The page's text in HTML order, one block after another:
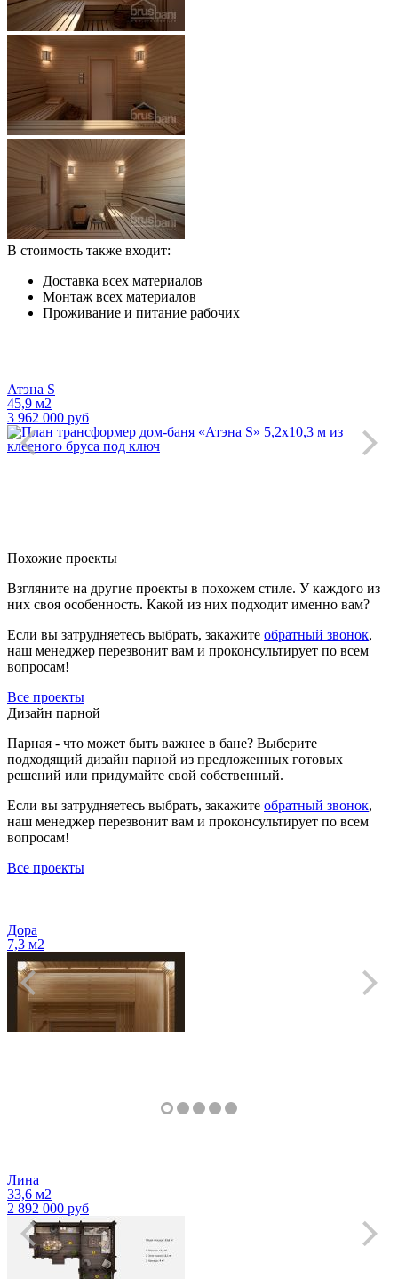
В стоимость также входит:
Доставка всех материалов
Монтаж всех материалов
Проживание и питание рабочих
Атэна S
45,9 м2
3 962 000 руб
Похожие проекты
Взгляните на другие проекты в похожем стиле. У каждого из
них своя особенность. Какой из них подходит именно вам?
Если вы затрудняетесь выбрать, закажите обратный звонок,
наш менеджер перезвонит вам и проконсультирует по всем
вопросам!
Все проекты
Дизайн парной
Парная - что может быть важнее в бане? Выберите
подходящий дизайн парной из предложенных готовых
решений или придумайте свой собственный.
Если вы затрудняетесь выбрать, закажите обратный звонок,
наш менеджер перезвонит вам и проконсультирует по всем
вопросам!
Все проекты
Дора
7,3 м2
Лина
33,6 м2
2 892 000 руб